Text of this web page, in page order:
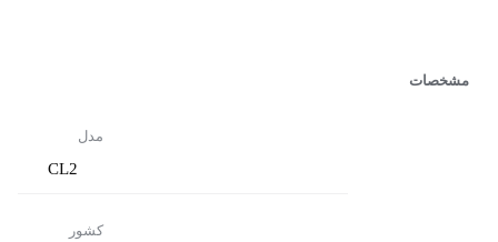
مشخصات
مدل
CL2
کشور